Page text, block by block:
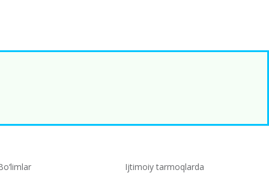
Ijtimoiy tarmoqlarda